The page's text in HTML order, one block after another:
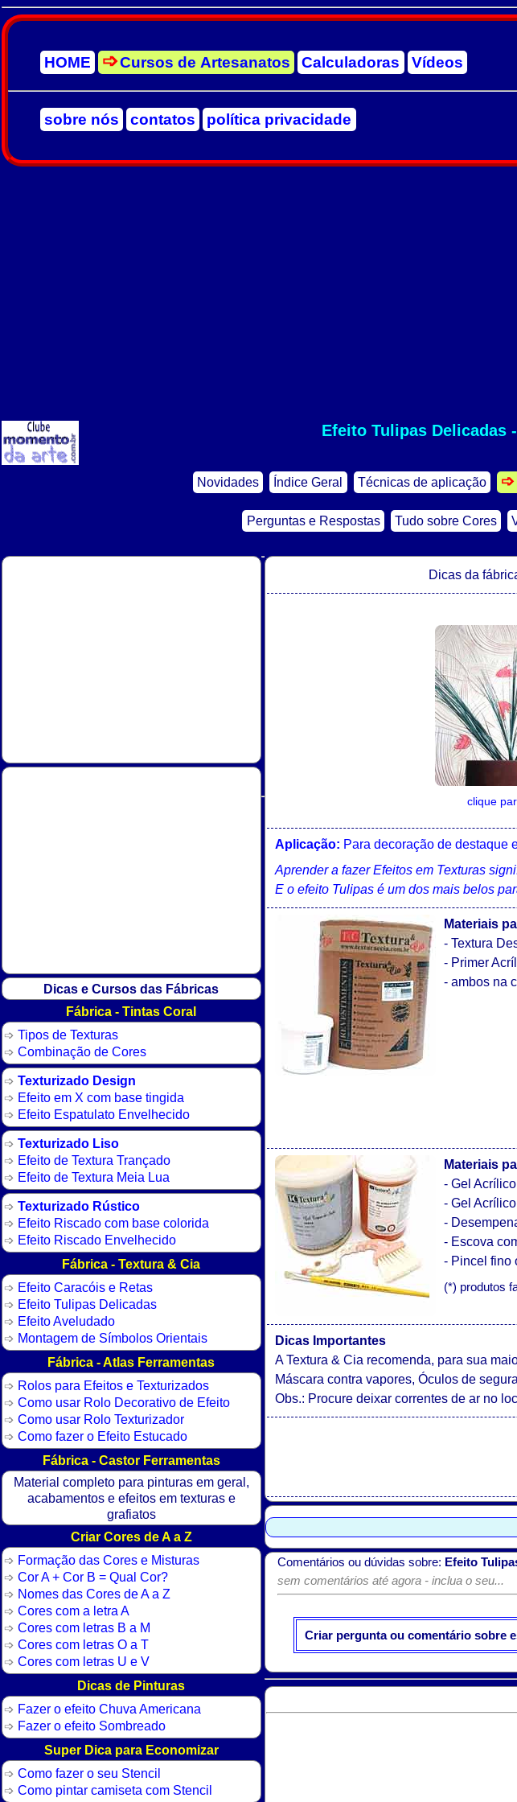
HOME Cursos de Artesanatos Calculadoras Vídeos
sobre nós contatos política privacidade
Efeito Tulipas Delicadas
Novidades Índice Geral Técnicas de aplicação
Perguntas e Respostas Tudo sobre Cores
Dicas da
clique
Aplicação: Para decoração de destaque
Aprender a fazer Efeitos em Texturas
E o efeito Tulipas é um dos mais belos
Materiais
- Textura
- Primer
- ambos na
Materiais
- Gel
- Gel
-
- Escova
- Pincel fino
(*) produtos
Dicas Importantes
A Textura & Cia recomenda, para sua
Máscara contra vapores, Óculos de
Obs.: Procure deixar correntes de ar no
Comentários ou dúvidas sobre: Efeito
sem comentários até agora - inclua o seu...
Criar pergunta ou comentário sobre
Dicas e Cursos das Fábricas
Fábrica - Tintas Coral
Tipos de Texturas
Combinação de Cores
Texturizado Design
Efeito em X com base tingida
Efeito Espatulato Envelhecido
Texturizado Liso
Efeito de Textura Trançado
Efeito de Textura Meia Lua
Texturizado Rústico
Efeito Riscado com base colorida
Efeito Riscado Envelhecido
Fábrica - Textura & Cia
Efeito Caracóis e Retas
Efeito Tulipas Delicadas
Efeito Aveludado
Montagem de Símbolos Orientais
Fábrica - Atlas Ferramentas
Rolos para Efeitos e Texturizados
Como usar Rolo Decorativo de Efeito
Como usar Rolo Texturizador
Como fazer o Efeito Estucado
Fábrica - Castor Ferramentas
Material completo para pinturas em geral,
acabamentos e efeitos em texturas e
grafiatos
Criar Cores de A a Z
Formação das Cores e Misturas
Cor A + Cor B = Qual Cor?
Nomes das Cores de A a Z
Cores com a letra A
Cores com letras B a M
Cores com letras O a T
Cores com letras U e V
Dicas de Pinturas
Fazer o efeito Chuva Americana
Fazer o efeito Sombreado
Super Dica para Economizar
Como fazer o seu Stencil
Como pintar camiseta com Stencil